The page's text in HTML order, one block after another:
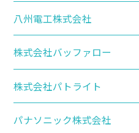
八州電工株式会社
株式会社バッファロー
株式会社パトライト
パナソニック株式会社